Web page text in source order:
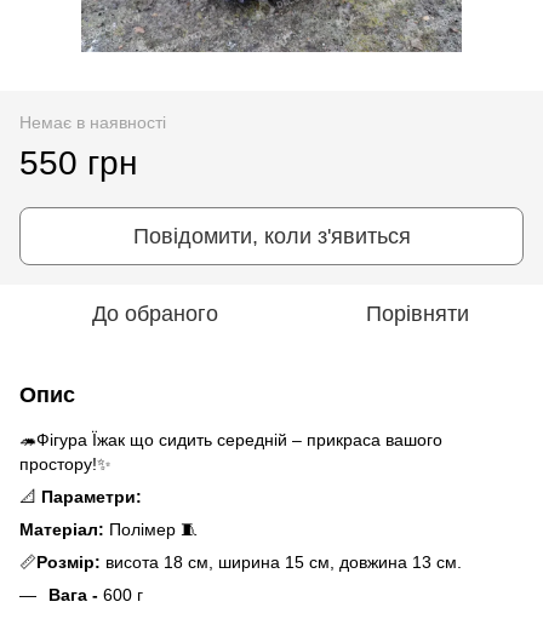
Немає в наявності
550 грн
Повідомити, коли з'явиться
До обраного Порівняти
Опис
🦔Фігура Їжак що сидить середній – прикраса вашого
простору!✨
📐 Параметри:
Матеріал: Полімер 🧵
📏Розмір: висота 18 см, ширина 15 см, довжина 13 см.
Вага - 600 г